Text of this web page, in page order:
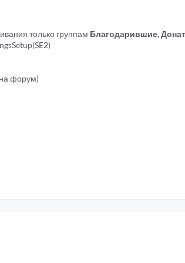
только группам Благодарившие,
форум)